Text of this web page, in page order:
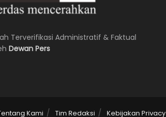
Terverifikasi Administratif & Faktual
Dewan Pers
Kami Tim Redaksi Kebijakan Privacy